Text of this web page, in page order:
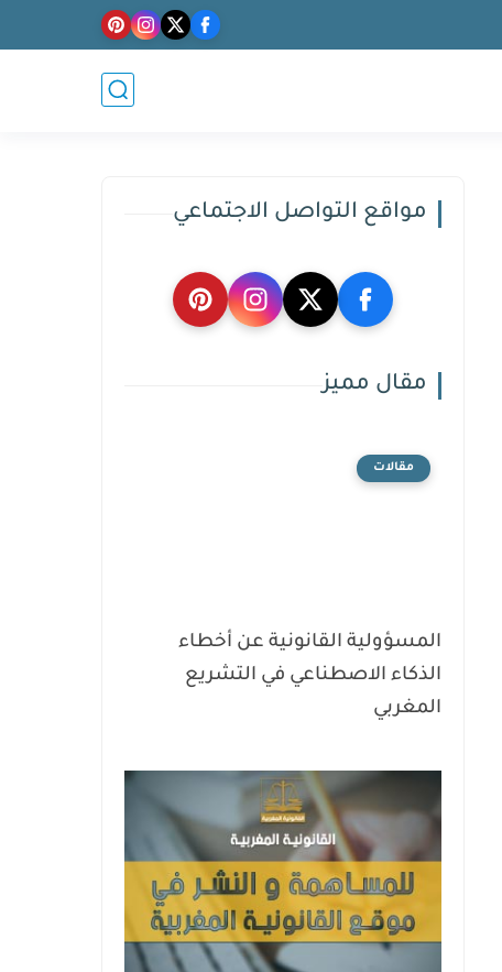
مواقع التواصل الاجتماعي
مقال مميز
مقالات
المسؤولية القانونية عن أخطاء
الذكاء الاصطناعي في التشريع
المغربي